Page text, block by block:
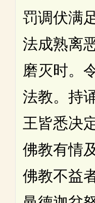
罚调伏满
法成熟离
磨灭时。
法教。持
王皆悉决
佛教有情
佛教不益